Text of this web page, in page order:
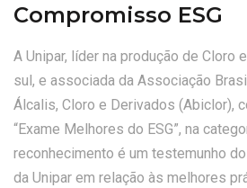
Compromisso ESG
A Unipar, líder na produção de Cloro
sul, e associada da Associação
Álcalis, Cloro e Derivados (Abiclor),
“Exame Melhores do ESG”, na
reconhecimento é um testemunho
da Unipar em relação às melhores